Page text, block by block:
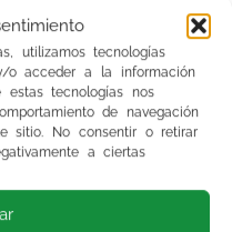
utilizamos tecnologías
o acceder a la información
estas tecnologías nos
de navegación
sitio. No consentir o retirar
a ciertas
hasta la semana que
la potestad única de
hay prisa, seguirán
de los mas débiles.
andalucia/20121212